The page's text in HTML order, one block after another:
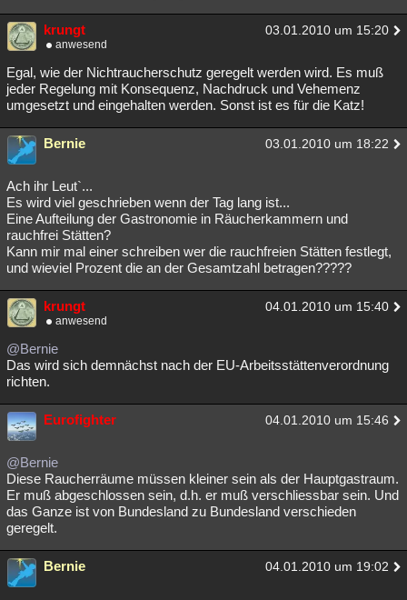
krungt 03.01.2010 um 15:20
anwesend
Egal, wie der Nichtraucherschutz geregelt werden wird. Es muß
jeder Regelung mit Konsequenz, Nachdruck und Vehemenz
umgesetzt und eingehalten werden. Sonst ist es für die Katz!
Bernie 03.01.2010 um 18:22
Ach ihr Leut`...
Es wird viel geschrieben wenn der Tag lang ist...
Eine Aufteilung der Gastronomie in Räucherkammern und
rauchfrei Stätten?
Kann mir mal einer schreiben wer die rauchfreien Stätten festlegt,
und wieviel Prozent die an der Gesamtzahl betragen?????
krungt 04.01.2010 um 15:40
anwesend
@Bernie
Das wird sich demnächst nach der EU-Arbeitsstättenverordnung
richten.
Eurofighter 04.01.2010 um 15:46
@Bernie
Diese Raucherräume müssen kleiner sein als der Hauptgastraum.
Er muß abgeschlossen sein, d.h. er muß verschliessbar sein. Und
das Ganze ist von Bundesland zu Bundesland verschieden
geregelt.
Bernie 04.01.2010 um 19:02